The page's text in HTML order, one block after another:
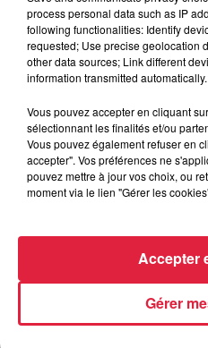
À découvrir
process personal data such as IP
following functionalities: Identify
requested; Use precise geolocation
other data sources; Link different
information transmitted automatically.
Vous pouvez accepter en cliquant
sélectionnant les finalités et/ou
Vous pouvez également refuser en
accepter". Vos préférences ne
pouvez mettre à jour vos choix, ou
moment via le lien "Gérer les
Gérer
Accepter